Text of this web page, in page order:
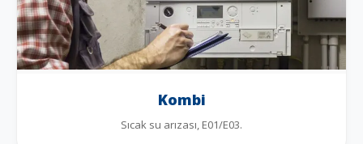
Kombi
Sıcak su arızası, E01/E03.